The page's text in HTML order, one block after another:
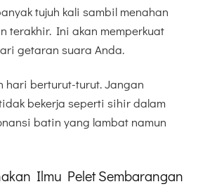
tujuh kali sambil menahan
terakhir. Ini akan memperkuat
getaran suara Anda.
hari berturut-turut. Jangan
bekerja seperti sihir dalam
batin yang lambat namun
Ilmu Pelet Sembarangan